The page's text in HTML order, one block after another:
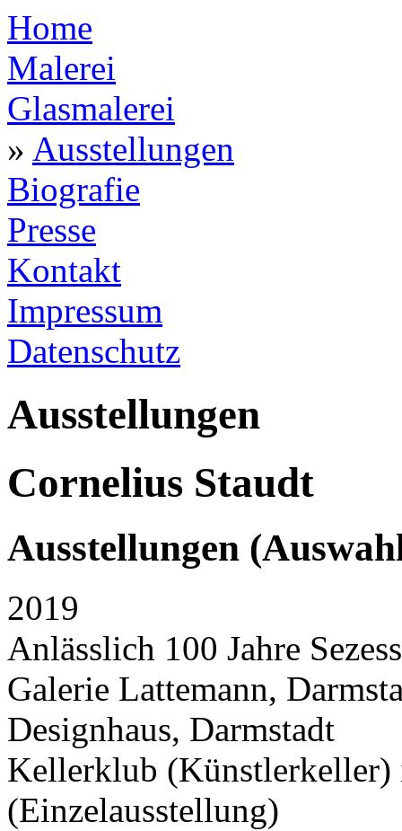
Home
Malerei
Glasmalerei
» Ausstellungen
Biografie
Presse
Kontakt
Impressum
Datenschutz
Ausstellungen
Cornelius Staudt
Ausstellungen
2019
Anlässlich 100 Jahre
Galerie Lattemann,
Designhaus, Darmstadt
Kellerklub (Künstlerkeller)
(Einzelausstellung)